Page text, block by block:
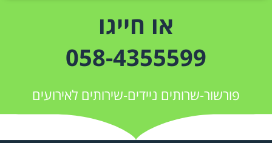
או חייגו
058-4355599
פורשור-שרותים ניידים-שירותים לאירועים